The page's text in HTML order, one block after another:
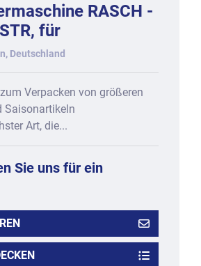
RASCH -
für
eingerichtet.
Deutschland
Verpacken von größeren
Saisonartikeln
Art, die...
Sie uns für ein